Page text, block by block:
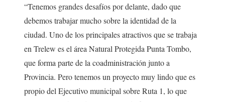
“Tenemos grandes desafíos por delante, dado que
debemos trabajar mucho sobre la identidad de la
ciudad. Uno de los principales atractivos que se trabaja
en Trelew es el área Natural Protegida Punta Tombo,
que forma parte de la coadministración junto a
Provincia. Pero tenemos un proyecto muy lindo que es
propio del Ejecutivo municipal sobre Ruta 1, lo que